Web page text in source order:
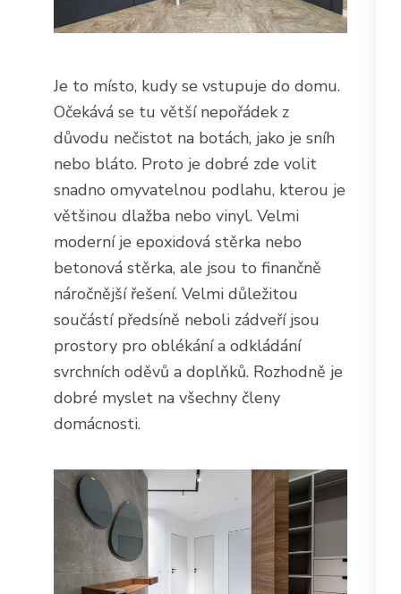
Je to místo, kudy se vstupuje do domu.
Očekává se tu větší nepořádek z
důvodu nečistot na botách, jako je sníh
nebo bláto. Proto je dobré zde volit
snadno omyvatelnou podlahu, kterou je
většinou dlažba nebo vinyl. Velmi
moderní je epoxidová stěrka nebo
betonová stěrka, ale jsou to finančně
náročnější řešení. Velmi důležitou
součástí předsíně neboli zádveří jsou
prostory pro oblékání a odkládání
svrchních oděvů a doplňků. Rozhodně je
dobré myslet na všechny členy
domácnosti.